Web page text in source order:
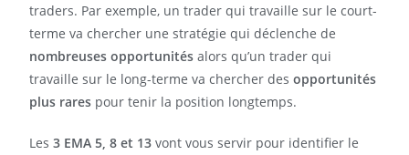
traders. Par exemple, un trader qui travaille sur le court-
terme va chercher une stratégie qui déclenche de
nombreuses opportunités alors qu’un trader qui
travaille sur le long-terme va chercher desopportunités
plus rares pour tenir la position longtemps.
Les3 EMA 5, 8 et 13 vont vous servir pour identifier le